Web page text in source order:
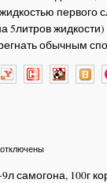
первого
5литров жидкости)
обычным
отключены
самогона, 100г